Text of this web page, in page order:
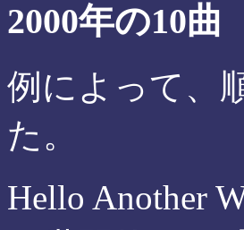
2000年の10曲
例によって、
た。
Hello Another